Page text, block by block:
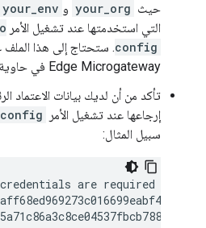
حيث your_org و your_env
التي استخدمتها عند تشغيل الأمر
config. ستحتاج إلى هذا الملف
Edge Microgateway في حاوية Docker.
تأكد من أن لديك بيانات الاعتماد
إرجاعها عند تشغيل الأمر
سبيل المثال:
are required to